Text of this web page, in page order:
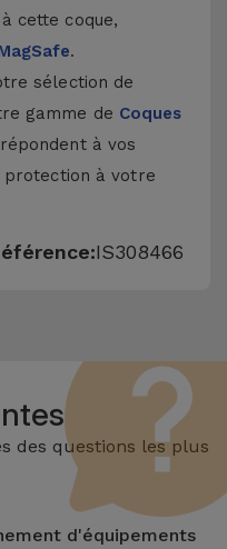
cette coque,
.
sélection de
gamme de Coques
à vos
à votre
IS308466
des questions les plus
d'équipements